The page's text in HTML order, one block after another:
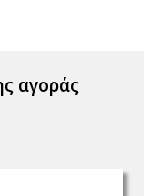
αγοράς